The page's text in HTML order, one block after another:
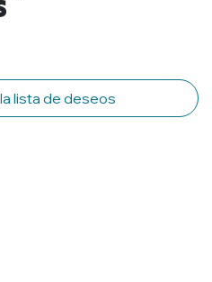
lista de deseos